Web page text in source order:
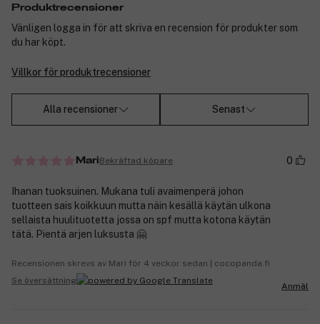
Produktrecensioner
Vänligen logga in för att skriva en recension för produkter som
du har köpt.
Villkor för produktrecensioner
Alla recensioner Senast
MariBekräftad köpare 0
Ihanan tuoksuinen. Mukana tuli avaimenperä johon
tuotteen sais koikkuun mutta näin kesällä käytän ulkona
sellaista huulituotetta jossa on spf mutta kotona käytän
tätä. Pientä arjen luksusta 🤗
Recensionen skrevs av Mari för 4 veckor sedan | cocopanda.fi
Se översättning
Anmäl